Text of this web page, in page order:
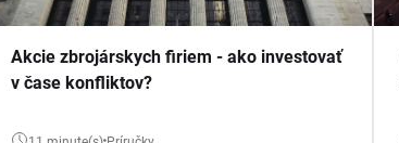
Akcie zbrojárskych firiem - ako investovať
v čase konfliktov?